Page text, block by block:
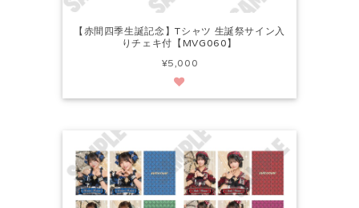
【赤間四季生誕記念】Tシャツ 生誕祭サイン入
りチェキ付【MVG060】
¥5,000